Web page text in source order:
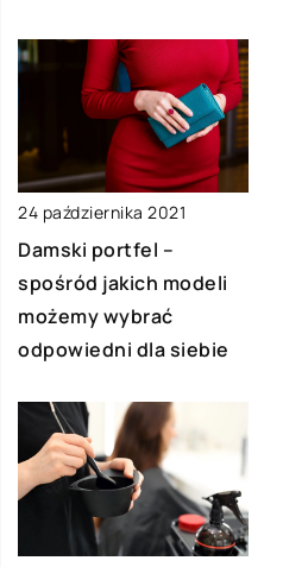
24 października 2021
Damski portfel –
spośród jakich modeli
możemy wybrać
odpowiedni dla siebie